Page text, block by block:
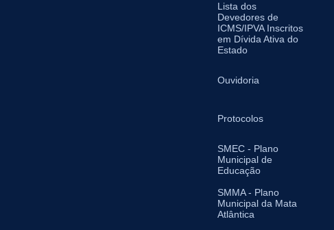
Lista dos
Devedores de
ICMS/IPVA Inscritos
em Dívida Ativa do
Estado
Ouvidoria
Protocolos
SMEC - Plano
Municipal de
Educação
SMMA - Plano
Municipal da Mata
Atlântica